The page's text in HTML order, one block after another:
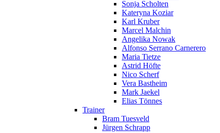
Sonja Scholten
Kateryna Koziar
Karl Kruber
Marcel Malchin
Angelika Nowak
Alfonso Serrano Carnerero
Maria Tietze
Astrid Höfte
Nico Scherf
Vera Bastheim
Mark Jaekel
Elias Tönnes
Trainer
Bram Tuesveld
Jürgen Schrapp